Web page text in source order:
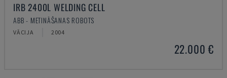
IRB 2400L WELDING CELL
ABB - METINĀŠANAS ROBOTS
VĀCIJA 2004
22.000 €